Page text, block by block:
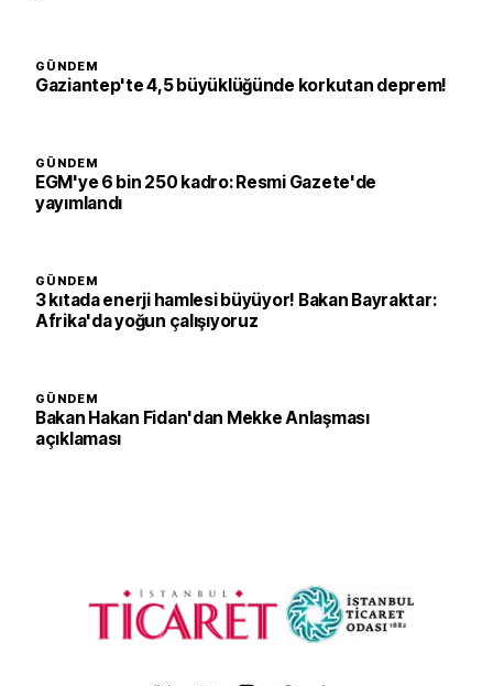
GÜNDEM
Gaziantep'te 4,5 büyüklüğünde korkutan deprem!
GÜNDEM
EGM'ye 6 bin 250 kadro: Resmi Gazete'de
yayımlandı
GÜNDEM
3 kıtada enerji hamlesi büyüyor! Bakan Bayraktar:
Afrika'da yoğun çalışıyoruz
GÜNDEM
Bakan Hakan Fidan'dan Mekke Anlaşması
açıklaması